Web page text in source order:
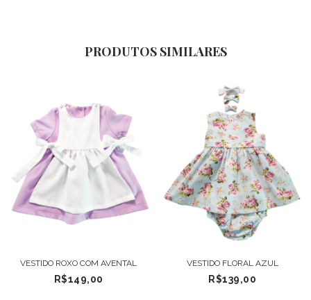
PRODUTOS SIMILARES
VESTIDO ROXO COM AVENTAL
R$149,00
VESTIDO FLORAL AZUL
R$139,00